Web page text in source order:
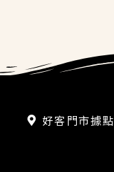
好客門市據點